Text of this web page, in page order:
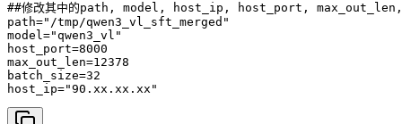
##修改其中的path, model, host_ip, host_port, max_out_len,
path="/tmp/qwen3_vl_sft_merged"
model="qwen3_vl"
host_port=8000
max_out_len=12378
batch_size=32
host_ip="90.xx.xx.xx"